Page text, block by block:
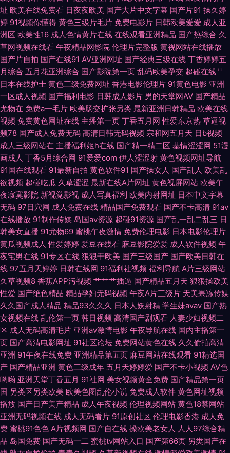
妻 久草国产专区 日本成人亚洲 熟女色导航 尹人日操网 91最新地址在线 东京
热色情导航 日韩A级免费视频 在线免费电影网 日逼综合网 日本人妻中文字
幕中出 黑丝美女操网站91 精品久草视频网站 99福利热视频 91福利视频网 在
线免费影院 亚洲人人操人人 日本高清有码 老司机草草爱 操人妻自拍在线 狠
狠色综合久久 人人操人人人人人人 中文在线中文 麻豆传媒星空传媒 三级网
站视频 一区二区精品 97资源综合视频网站 东莞黄色软件大全做爱 久久换妻
人妻人人澡人人添人人爽 久久人人操 天天操夜夜爽免费视屏首页 51黑料第
一页 av艹射操 人人操美女 人人爱人人看 福利姬吃瓜91黑料 浮力影院 黄色
频道06区 狠狠撸五月天 a片在线网站入口 91视频下载污 婷婷色情 超碰人妻
青青操欧美 欧美日韩导航 日韩欧美天堂 亚洲狼人99综合第一 超碰在线观看
人人草 四虎永久 99青草网 91专区高清 www涩 伊人wwwav 日本不卡影视
国产路线专区 九一成人电影 本网站99 91白丝巨乳 色婷婷亚洲 www97资源
网 久久青国产15 色综合综合天天成人网 91国产搭讪 不卡的岛国av 国产91
电影在线观看 丰满的大胸继坶3 蜜桃蜜臀AV在线 人人操超碰成人 人妖肛门
人人操婷婷 人人射福利姬 全集在线观看免费的 青青草青青草 欧美日韩乱国
产精品 日韩肏屄 九七成人网 亚洲黄色免费视频 日产国产在线91观看 99er99
在线观看 台湾伦理在线 草莓视频下载器 人人人干 狠狠撸很狠狠干导航 亚洲
址 欧美在线免费看 日夜夜欧美 国产大片中文字幕 国产片91 操久婷
婷 91视频你懂得 黄色三级片毛片 免费电影片 日韩欧美爱爱 成人亚
洲区 欧美性16 成人色情黄片在线 在线观看亚洲精品 国产热综合 久
草网视频在线看 午夜精品网影院 伦理片完整版 黄视网站在线播放
国产片自拍 国产在线91 AV亚洲网址 国产经典三级在线 丁香婷婷五
月综合 五月花亚洲综合 国产影院第一页 乱码欧美孕交 超碰在线艹
日本在线护士 黄色三级免费网址 香港电影伦理片 91黄色电影 亚洲
一区成人视频 国产福利电影 日韩成人影片 男的天堂网AV 国产精品
尤物在 免费a一毛片 欧美肠交扩张另类 最新亚洲日韩精品 欧美在线
视频 免费黄色网址在线 主播第一页 丁香五月网 性爱东京热 草逼视
频78 国产成人免费无码 高清日韩无码视频 宗和网五月天 日b视频
成人三级网站在 主播福利姬h在线 国产精一精二区 基情涩涩网 51漫
画成人 丁香5月综合网 91爱爱com 伊人涩涩射 黄色视频网址导航
91国在线观看 91最新自拍 黄色软件91 国产操女人 国产乱人 欧美乱
欲视频 超碰吃瓜 久草涩涩 最新在线A片网址 黄色视屏网站 欧美午
夜寂寞影院 新视觉影视 成人写真福利 欧美内射网址 日本中文字幕
无码 97日穴网 成人免费在线 精品国产免费观看 国产不卡高清 91av
在线播放 91制作传媒 岛国av资源 超碰91资源 国产乱一乱二乱三 日
韩美女直播 91尤物69 蜜桃午夜激情 免费伦理电影 日本电影伦理片
黄瓜视频成人 性爱婷婷 爱豆在线看 麻豆影院爱爱 成人软件视频 午
夜宅男在线 91专区在线 狠狠干欧美 国产三级国产 国产欧美日韩在
线 97五月天婷婷 日韩在线网 91福利社视频 福利导航 A片三级网站
久草视频8 香蕉APP污视频 艹艹艹插逼 国产精品五月天 狠狠操欧美
性爱 国产绝色精品 精品孕妇无码视频 午夜A片三级片 天美果冻传媒
久久国产成人精品 精品93久久久 日本人妖射精 学生妹avav 国产熟
女视频在线 乱伦第一页 韩日视频 高清国产剧观看 人妻少妇视频二
区 成人无码高清毛片 亚洲av激情电影 午夜导航在线 国内主播第一
页 国产高清电影网址 91社区论坛 免费网站黄色在线 久久偷拍高清
亚洲 91午夜在线免费 亚洲精品第五页 麻豆网站在线观看 91精选国
产 国产精品亚洲 黄色三级成年 五月天婷婷爱 国产不卡小视频 AV色
哟哟 亚洲天堂丁香五月 91社网 美女视频黄全免费 国产精品第一页
国 另类区另类欧美 欧美色图乱伦小说 免费成人软件 黄色网址视频
播放 国产日产美产精品 成人午夜视频 伦理视频网站 黄色18禁网站
亚洲无码视频在线 成人无码看片 91原创社区 伦理电影香港 成人免
费 蜜桃91色色 A片视频网 国产自在线 操欧美老女人 人人97综合精
品 岛国免费 国产无码一二 蜜桃tv网站入口 国产第66页 另类国产在